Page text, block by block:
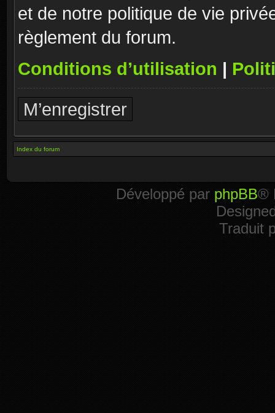
et de notre politique de vie
règlement du forum.
Conditions d’utilisation |
M’enregistrer
Index du forum
Développé par phpBB®
Traduit